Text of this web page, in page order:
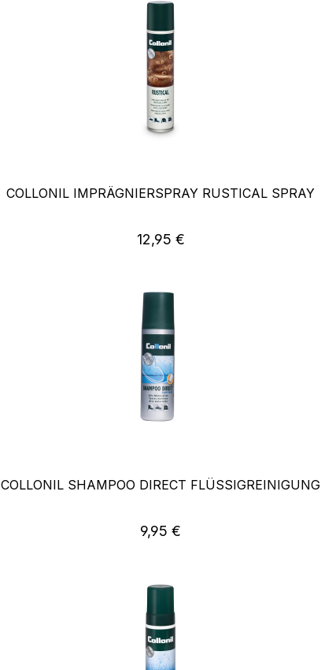
COLLONIL IMPRÄGNIERSPRAY RUSTICAL SPRAY
Regulärer Preis:
12,95 €
COLLONIL SHAMPOO DIRECT FLÜSSIGREINIGUNG
Regulärer Preis:
9,95 €